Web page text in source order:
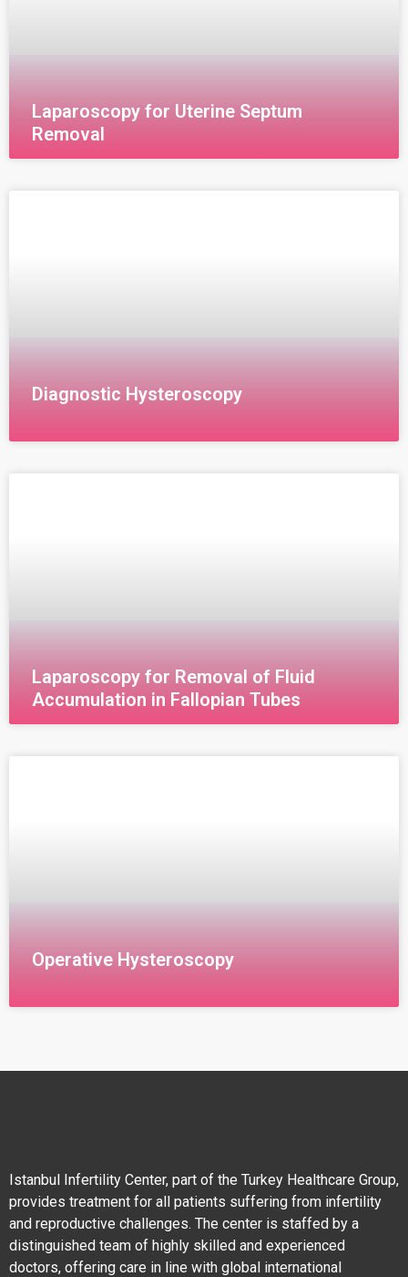
Laparoscopy for Uterine Septum
Removal
septoplasty) أو يطلق عليه اسم (Septic resection ) وهي
Diagnostic Hysteroscopy
a procedure that allows the doctor to examine the
Laparoscopy for Removal of Fluid
Accumulation in Fallopian Tubes
خلالها البويضة والتي يتم فيها تخصيب البويضة من قبل
Operative Hysteroscopy
Istanbul Infertility Center, part of the Turkey Healthcare Group,
provides treatment for all patients suffering from infertility
and reproductive challenges. The center is staffed by a
distinguished team of highly skilled and experienced
doctors, offering care in line with global international